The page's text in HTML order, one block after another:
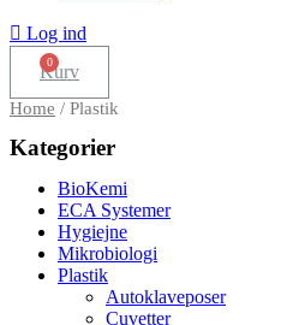
Log ind
Kurv
Home / Plastik
Kategorier
BioKemi
ECA Systemer
Hygiejne
Mikrobiologi
Plastik
Autoklaveposer
Cuvetter